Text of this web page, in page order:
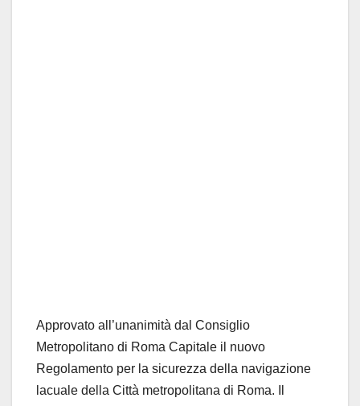
Approvato all’unanimità dal Consiglio
Metropolitano di Roma Capitale il nuovo
Regolamento per la sicurezza della navigazione
lacuale della Città metropolitana di Roma. Il